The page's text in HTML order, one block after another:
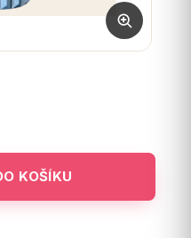
KOŠÍKU